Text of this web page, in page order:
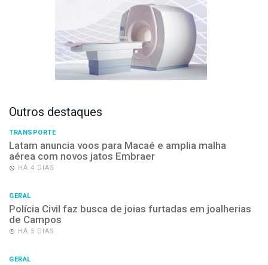
Outros destaques
TRANSPORTE
Latam anuncia voos para Macaé e amplia malha
aérea com novos jatos Embraer
HÁ 4 DIAS
GERAL
Polícia Civil faz busca de joias furtadas em joalherias
de Campos
HÁ 5 DIAS
GERAL